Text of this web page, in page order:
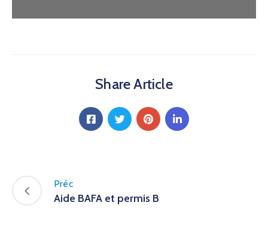
Share Article
Préc
Aide BAFA et permis B